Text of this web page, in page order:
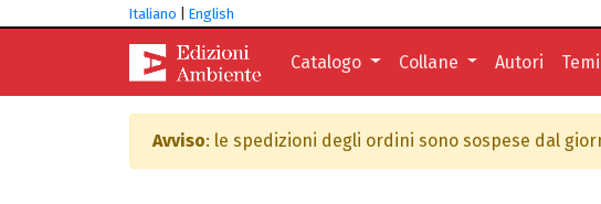
Italiano English
Catalogo Collane Autori Temi
Avviso: le spedizioni degli ordini sono sospese dal